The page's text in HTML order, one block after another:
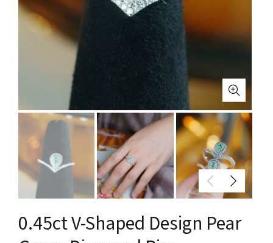
0.45ct V-Shaped Design Pear